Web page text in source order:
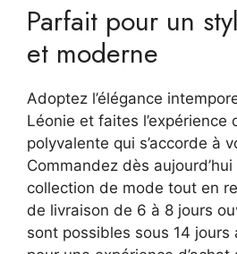
Parfait pour un
et moderne
Adoptez l’élégance
Léonie et faites l’expérience
polyvalente qui s’accorde à
Commandez dès
collection de mode tout en
de livraison de 6 à 8 jours
sont possibles sous 14 jours